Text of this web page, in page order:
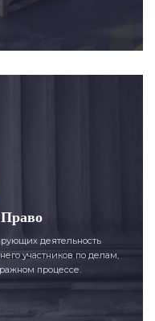
деятельность
участников по делам,
процессе.